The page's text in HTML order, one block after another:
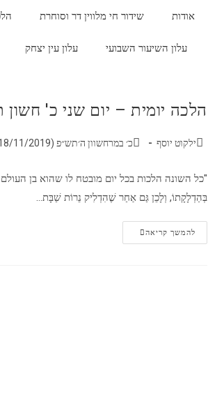
אודות שידור חי מלווין דר וסוחרת
עלון השיעור השבועי עלון עין יצחק
הלכה יומית – יום שני כ'
ילקוט יוסף כ׳ במרחשוון ה׳תש״פ (18/11/2019)
"כל השונה הלכות בכל יום מובטח לו שהוא בן
בְּהַדְלָקָתוֹ, וְלָכֵן גַּם אַחַר שֶׁהִדְלִיק נֵרוֹת שַׁבָּת…
להמשך קריאה